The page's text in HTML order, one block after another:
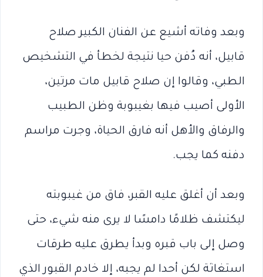
وبعد وفاته أشيع عن الفنان الكبير صلاح
قابيل، أنه دُفن حيا نتيجة لخطأ في التشخيص
الطبي، وقالوا إن صلاح قابيل مات مرتين،
الأولى أصيب فيها بغيبوبة وظن الطبيب
والرفاق والأهل أنه فارق الحياة، وجرت مراسم
دفنه كما يجب.
وبعد أن أغلق عليه القبر، فاق من غيبوبته
ليكتشف ظلامًا دامسًا لا يرى منه شيء، حتى
وصل إلى باب قبره وبدأ يطرق عليه طرقات
استغاثة لكن أحدا لم يجبه، إلا خادم القبور الذي